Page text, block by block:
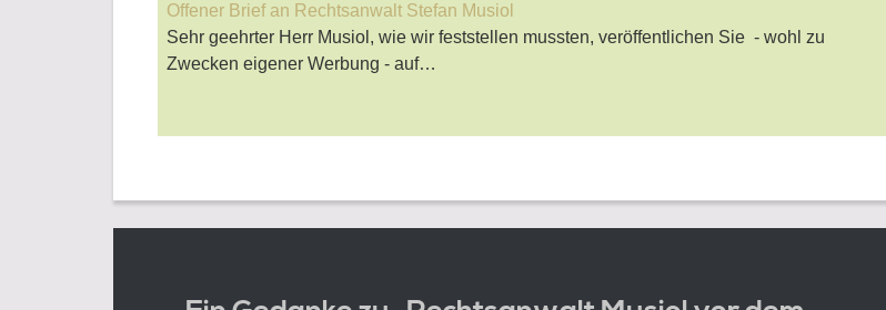
Offener Brief an Rechtsanwalt Stefan Musiol
Sehr geehrter Herr Musiol, wie wir feststellen mussten, veröffentlichen Sie - wohl zu
Zwecken eigener Werbung - auf…